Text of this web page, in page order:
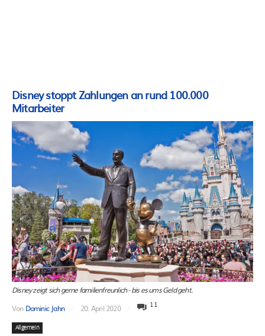
Disney stoppt Zahlungen an rund 100.000
Mitarbeiter
Disney zeigt sich gerne familienfreunlich - bis es ums Geld geht.
Von Dominic Jahn 20. April 2020 11
Allgemein